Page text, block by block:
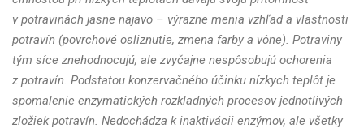
v potravinách jasne najavo – výrazne menia vzhľad a vlastnosti
potravín (povrchové osliznutie, zmena farby a vône). Potraviny
tým síce znehodnocujú, ale zvyčajne nespôsobujú ochorenia
z potravín. Podstatou konzervačného účinku nízkych teplôt je
spomalenie enzymatických rozkladných procesov jednotlivých
zložiek potravín. Nedochádza k inaktivácii enzýmov, ale všetky